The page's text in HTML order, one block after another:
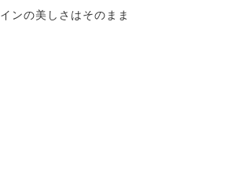
ンの美しさはそのまま